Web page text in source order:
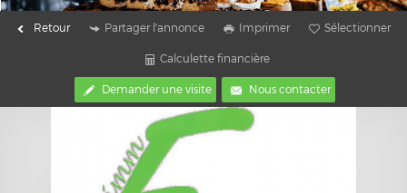
Retour Partager l'annonce Imprimer Sélectionner
Calculette financière
Demander une visite Nous contacter